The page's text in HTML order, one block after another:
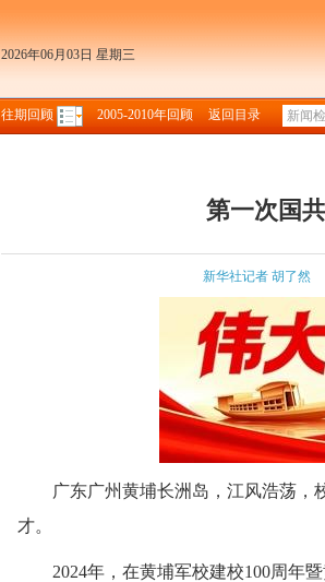
2026年06月03日 星期三
往期回顾 2005-2010年回顾 返回目录
第一次国
新华社记者 胡了然
广东广州黄埔长洲岛，江风浩荡，
才。
2024年，在黄埔军校建校100周年